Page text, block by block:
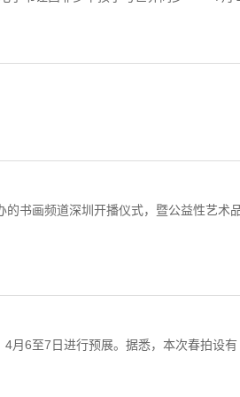
书画频道深圳开播仪式，暨公益性艺术
月6至7日进行预展。据悉，本次春拍设有